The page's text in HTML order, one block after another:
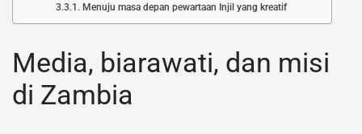
Menuju masa depan pewartaan Injil yang kreatif
Media, biarawati, dan misi
di Zambia